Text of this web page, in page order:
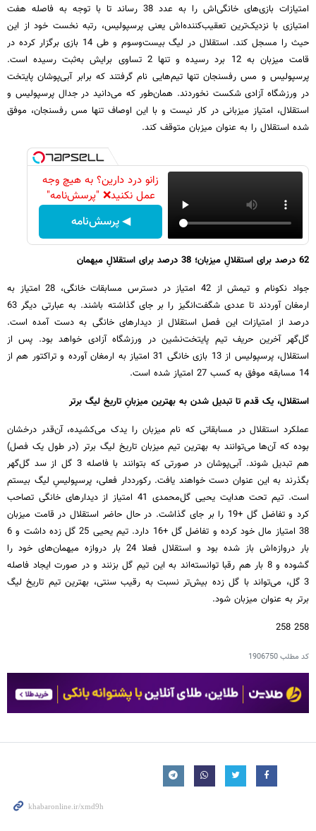
امتیازات بازی‌های خانگی‌اش را به عدد 38 رساند تا با توجه به فاصله هفت
امتیازی با نزدیک‌ترین تعقیب‌کننده‌اش یعنی پرسپولیس، رتبه نخست خود از این
حیث را مسجل کند. استقلال در لیگ بیست‌وسوم و طی 14 بازی برگزار کرده در
قامت میزبان به 12 برد رسیده و تنها 2 تساوی برایش به‌ثبت رسیده است.
پرسپولیس و مس رفسنجان تنها تیم‌هایی نام گرفتند که برابر آبی‌پوشان پایتخت
در ورزشگاه آزادی شکست نخوردند. همان‌طور که می‌دانید در جدال پرسپولیس و
استقلال، امتیاز میزبانی در کار نیست و با این اوصاف تنها مس رفسنجان، موفق
شده استقلال را به عنوان میزبان متوقف کند.
زانو درد دارین؟ به هیچ وجه
عمل نکنید❌ "پرسش‌نامه"
◀ پرسش‌نامه
62 درصد برای استقلالِ میزبان؛ 38 درصد برای استقلالِ میهمان
جواد نکونام و تیمش از 42 امتیاز در دسترس مسابقات خانگی، 28 امتیاز به
ارمغان آوردند تا عددی شگفت‌انگیز را بر جای گذاشته باشند. به عبارتی دیگر 63
درصد از امتیازات این فصل استقلال از دیدارهای خانگی به دست آمده است.
گل‌گهر آخرین حریف تیم پایتخت‌نشین در ورزشگاه آزادی خواهد بود. پس از
استقلال، پرسپولیس از 13 بازی خانگی 31 امتیاز به ارمغان آورده و تراکتور هم از
14 مسابقه موفق به کسب 27 امتیاز شده است.
استقلال، یک قدم تا تبدیل شدن به بهترین میزبانِ تاریخ لیگ برتر
عملکرد استقلال در مسابقاتی که نام میزبان را یدک می‌کشیده، آن‌قدر درخشان
بوده که آن‌ها می‌توانند به بهترین تیم میزبان تاریخ لیگ برتر (در طول یک فصل)
هم تبدیل شوند. آبی‌پوشان در صورتی که بتوانند با فاصله 3 گل از سد گل‌گهر
بگذرند به این عنوان دست خواهند یافت. رکورددار فعلی، پرسپولیسِ لیگ بیستم
است. تیم تحت هدایت یحیی گل‌محمدی 41 امتیاز از دیدارهای خانگی تصاحب
کرد و تفاضل گل +19 را بر جای گذاشت. در حال حاضر استقلال در قامت میزبان
38 امتیاز مال خود کرده و تفاضل گل +16 دارد. تیم یحیی 25 گل زده داشت و 6
بار دروازه‌اش باز شده بود و استقلال فعلا 24 بار دروازه میهمان‌های خود را
گشوده و 8 بار هم رقبا توانسته‌اند به این تیم گل بزنند و در صورت ایجاد فاصله
3 گل، می‌تواند با گل زده بیش‌تر نسبت به رقیب سنتی، بهترین تیم تاریخ لیگ
برتر به عنوان میزبان شود.
258 258
کد مطلب1906750